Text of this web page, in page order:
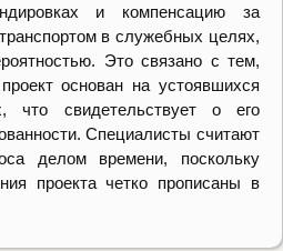
и компенсацию за
в служебных целях,
Это связано с тем,
основан на устоявшихся
что свидетельствует о его
Специалисты считают
делом времени, поскольку
проекта четко прописаны в